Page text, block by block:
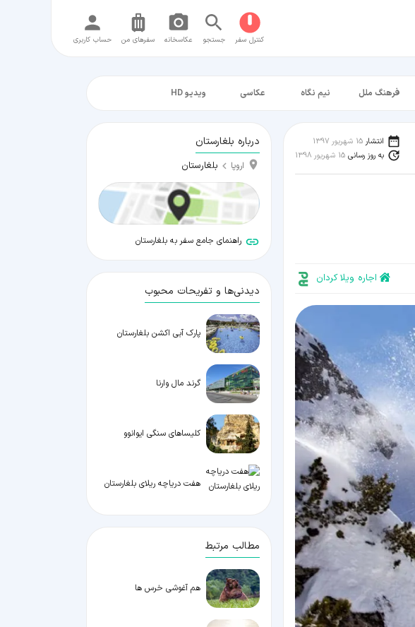
کنترل سفر جستجو عکاسخانه سفر‌های من حساب کاربری
فرهنگ ملل نیم نگاه عکاسی ویدیو HD
انتشار 15 شهریور 1397
به روز رسانی 15 شهریور 1398
اجاره ویلا کردان
درباره بلغارستان
اروپا بلغارستان
راهنمای جامع سفر به بلغارستان
دیدنی‌ها و تفریحات محبوب
پارک آبی اکشن بلغارستان
گرند مال وارنا
کلیساهای سنگی ایوانوو
هفت دریاچه ریلای بلغارستان
مطالب مرتبط
هم آغوشی خرس ها